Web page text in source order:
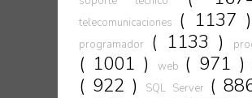
telecomunicaciones ( 1137 )
programador
( 1133 )
( 1001 ) web ( 971 )
( 922 ) SQL Server (